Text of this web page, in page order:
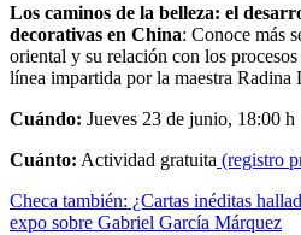
Los caminos de la belleza: el
decorativas en China: Conoce más
oriental y su relación con los
línea impartida por la maestra Radina
Cuándo: Jueves 23 de junio, 18:00 h
Cuánto: Actividad gratuita (registro
Checa también: ¿Cartas inéditas
expo sobre Gabriel García Márquez